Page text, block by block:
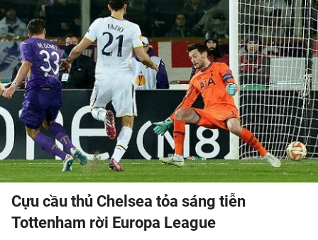
Cựu cầu thủ Chelsea tỏa sáng tiễn
Tottenham rời Europa League